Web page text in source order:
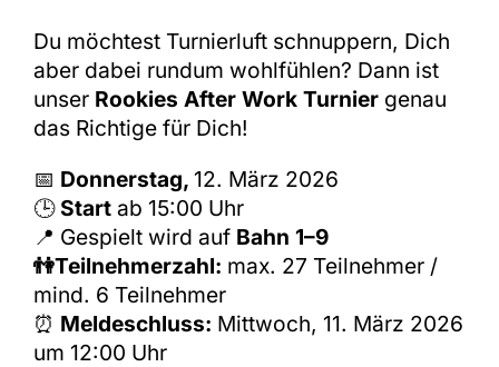
Du möchtest Turnierluft schnuppern, Dich
aber dabei rundum wohlfühlen? Dann ist
unser Rookies After Work Turnier genau
das Richtige für Dich!
📅 Donnerstag, 12. März 2026
🕒 Start ab 15:00 Uhr
📍 Gespielt wird auf Bahn 1–9
👫Teilnehmerzahl: max. 27 Teilnehmer /
mind. 6 Teilnehmer
⏰ Meldeschluss: Mittwoch, 11. März 2026
um 12:00 Uhr